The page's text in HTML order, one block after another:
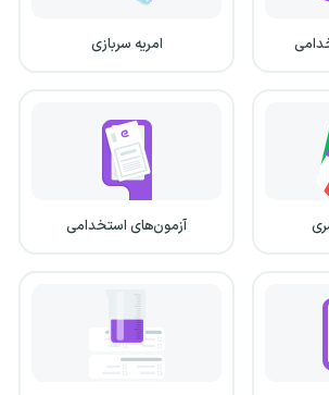
امریه سربازی
آزمون‌های استخدامی